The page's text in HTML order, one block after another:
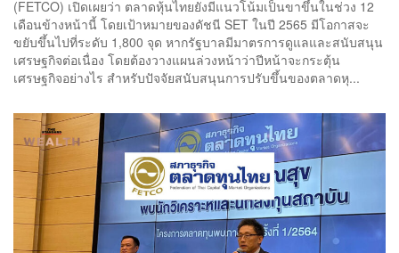
(FETCO) เปิดเผยว่า ตลาดหุ้นไทยยังมีแนวโน้มเป็นขาขึ้นในช่วง 12
เดือนข้างหน้านี้ โดยเป้าหมายของดัชนี SET ในปี 2565 มีโอกาสจะ
ขยับขึ้นไปที่ระดับ 1,800 จุด หากรัฐบาลมีมาตรการดูแลและสนับสนุน
เศรษฐกิจต่อเนื่อง โดยต้องวางแผนล่วงหน้าว่าปีหน้าจะกระตุ้น
เศรษฐกิจอย่างไร สำหรับปัจจัยสนับสนุนการปรับขึ้นของตลาดหุ...